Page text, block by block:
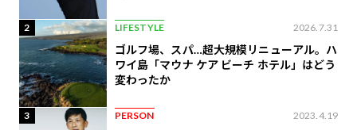
2 LIFESTYLE 2026.7.31
ゴルフ場、スパ…超大規模リニューアル。ハ
ワイ島「マウナ ケア ビーチ ホテル」はどう
変わったか
3 PERSON 2023.4.19